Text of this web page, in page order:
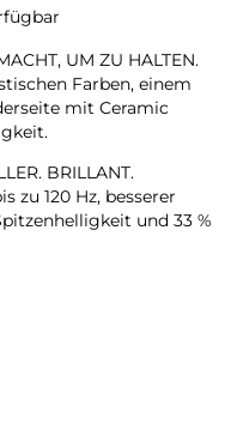
UM ZU HALTEN.
Farben, einem
mit Ceramic
BRILLANT.
zu 120 Hz, besserer
und 33 %
48 MP Fusion